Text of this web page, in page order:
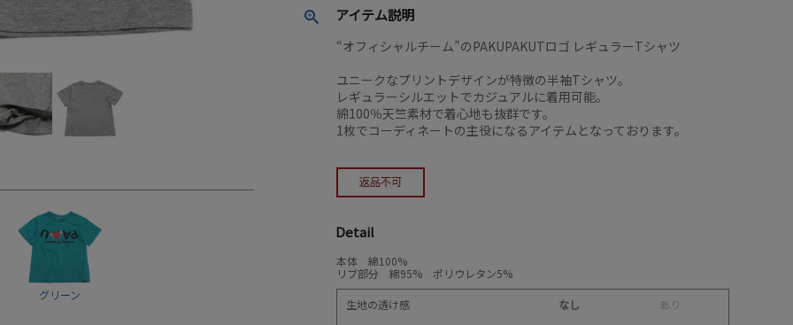
グリーン
アイテム説明
“オフィシャルチーム”のPAKUPAKUTロゴ レギュラーTシャツ
ユニークなプリントデザインが特徴の半袖Tシャツ。
レギュラーシルエットでカジュアルに着用可能。
綿100％天竺素材で着心地も抜群です。
1枚でコーディネートの主役になるアイテムとなっております。
Detail
本体 綿100%
リブ部分 綿95% ポリウレタン5%
生地の透け感 なし あ り